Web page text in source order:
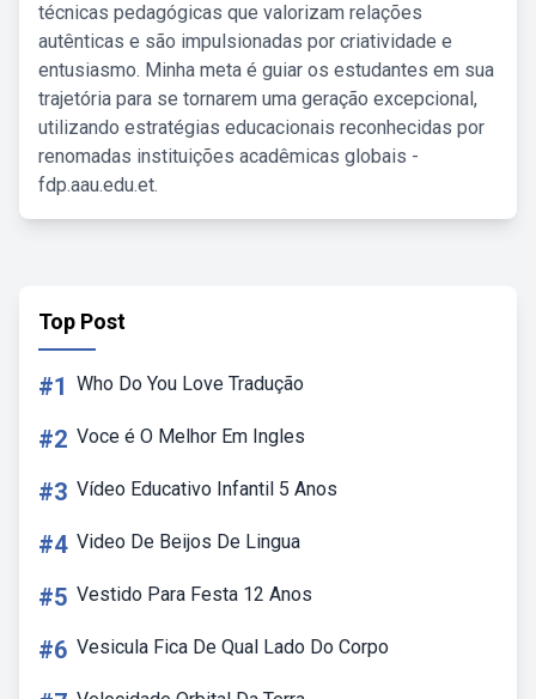
técnicas pedagógicas que valorizam relações
autênticas e são impulsionadas por criatividade e
entusiasmo. Minha meta é guiar os estudantes em sua
trajetória para se tornarem uma geração excepcional,
utilizando estratégias educacionais reconhecidas por
renomadas instituições acadêmicas globais -
fdp.aau.edu.et.
Top Post
#1 Who Do You Love Tradução
#2 Voce é O Melhor Em Ingles
#3 Vídeo Educativo Infantil 5 Anos
#4 Video De Beijos De Lingua
#5 Vestido Para Festa 12 Anos
#6 Vesicula Fica De Qual Lado Do Corpo